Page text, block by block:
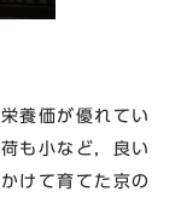
養価が優れてい
も小など，良い
けて育てた京の